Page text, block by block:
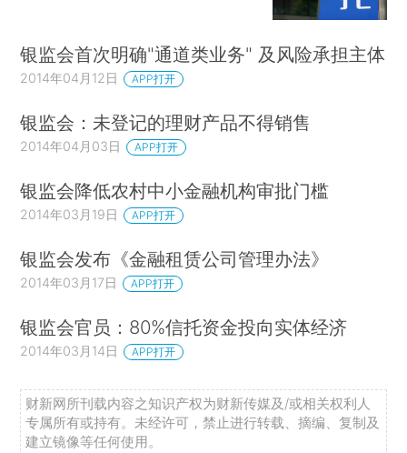
银监会首次明确"通道类业务" 及风险承担主体
2014年04月12日 APP打开
银监会：未登记的理财产品不得销售
2014年04月03日 APP打开
银监会降低农村中小金融机构审批门槛
2014年03月19日 APP打开
银监会发布《金融租赁公司管理办法》
2014年03月17日 APP打开
银监会官员：80%信托资金投向实体经济
2014年03月14日 APP打开
财新网所刊载内容之知识产权为财新传媒及/或相关权利人
专属所有或持有。未经许可，禁止进行转载、摘编、复制及
建立镜像等任何使用。